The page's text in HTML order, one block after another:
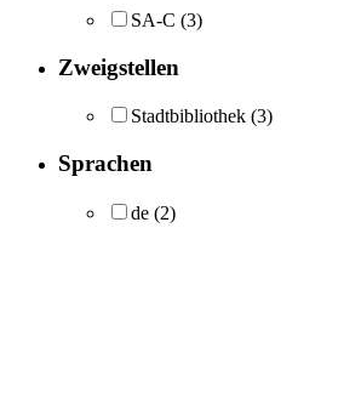
SA-C (3)
Zweigstellen
Stadtbibliothek (3)
Sprachen
de (2)